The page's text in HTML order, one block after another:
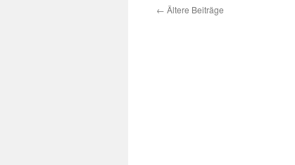
← Ältere Beiträge